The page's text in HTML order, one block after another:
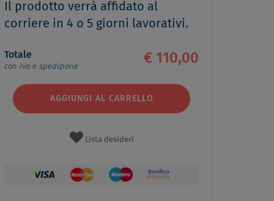
Il prodotto verrà affidato al
corriere in 4 o 5 giorni lavorativi.
Totale
con Iva e spedizione
€ 110,00
AGGIUNGI AL CARRELLO
Lista desideri